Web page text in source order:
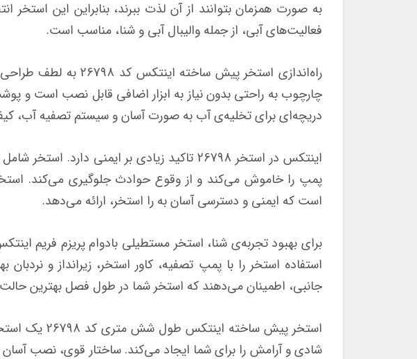
به صورت همزمان بتوانند از آن لذت ببرند، بنابراین این
فعالیت‌های آبی، از جمله والیبال آبی و شنا، مناسب است.
راه‌اندازی استخر پیش
چارچوب به راحتی بدون نیاز به ابزار اضافی قابل نصب است و
دریچه‌‌ای برای تخلیه‌ی آب به صورت آسان و سیستم تصفیه آب،
پمپ را خاموش می‌کند و از وقوع حوادث جلوگیری می‌کند.
است که ایمنی و دسترسی آسان به را استخر، ارائه می‌دهد.
استفاده استخر را با پمپ تصفیه‌، کاور استخر، زیرانداز و
جانبی، اطمینان می‌دهند که استخر شما در طول فصل بهترین
استخر پیش
شادی و آرامش را برای شما ایجاد می‌کند. ساختار قوی، نصب آسان